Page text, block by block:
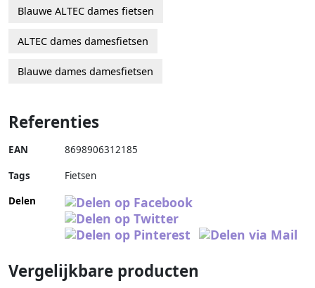
Blauwe ALTEC dames fietsen
ALTEC dames damesfietsen
Blauwe dames damesfietsen
Referenties
EAN 8698906312185
Tags
Fietsen
Delen
Vergelijkbare producten